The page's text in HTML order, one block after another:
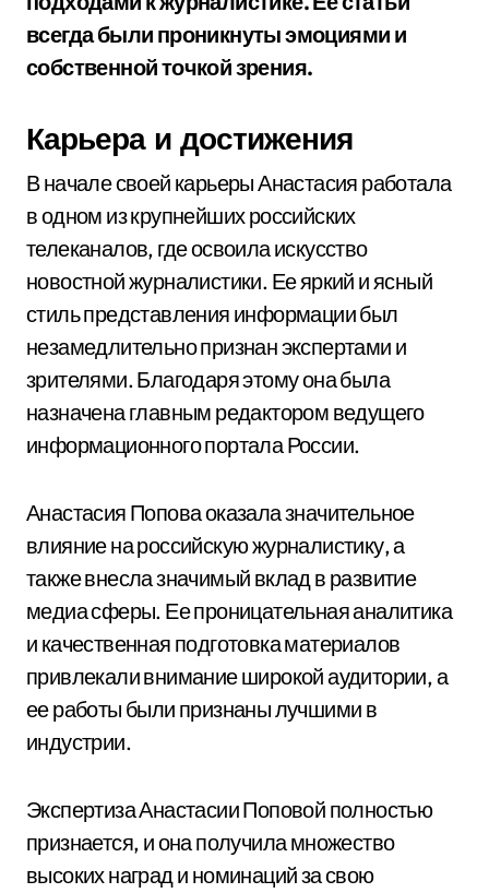
всегда были проникнуты эмоциями и
собственной точкой зрения.
Карьера и достижения
В начале своей карьеры Анастасия работала
в одном из крупнейших российских
телеканалов, где освоила искусство
новостной журналистики. Ее яркий и ясный
стиль представления информации был
незамедлительно признан экспертами и
зрителями. Благодаря этому она была
назначена главным редактором ведущего
информационного портала России.
Анастасия Попова оказала значительное
влияние на российскую журналистику, а
также внесла значимый вклад в развитие
медиа сферы. Ее проницательная аналитика
и качественная подготовка материалов
привлекали внимание широкой аудитории, а
ее работы были признаны лучшими в
индустрии.
Экспертиза Анастасии Поповой полностью
признается, и она получила множество
высоких наград и номинаций за свою